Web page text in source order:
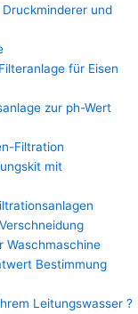
und
für Eisen
zur ph-Wert
Filtration
mit
Waschmaschine
Bestimmung
Leitungswasser ?